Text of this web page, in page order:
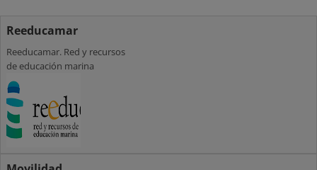
Reeducamar
Reeducamar. Red y recursos
de educación marina